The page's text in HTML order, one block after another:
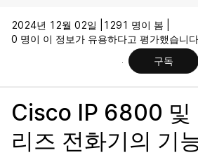
2024년 12월 02일 |
1291 명이 봄 |
0 명이 이 정보가 유용하다고 평가했습니
구독
Cisco IP 6800 및
리즈 전화기의 기